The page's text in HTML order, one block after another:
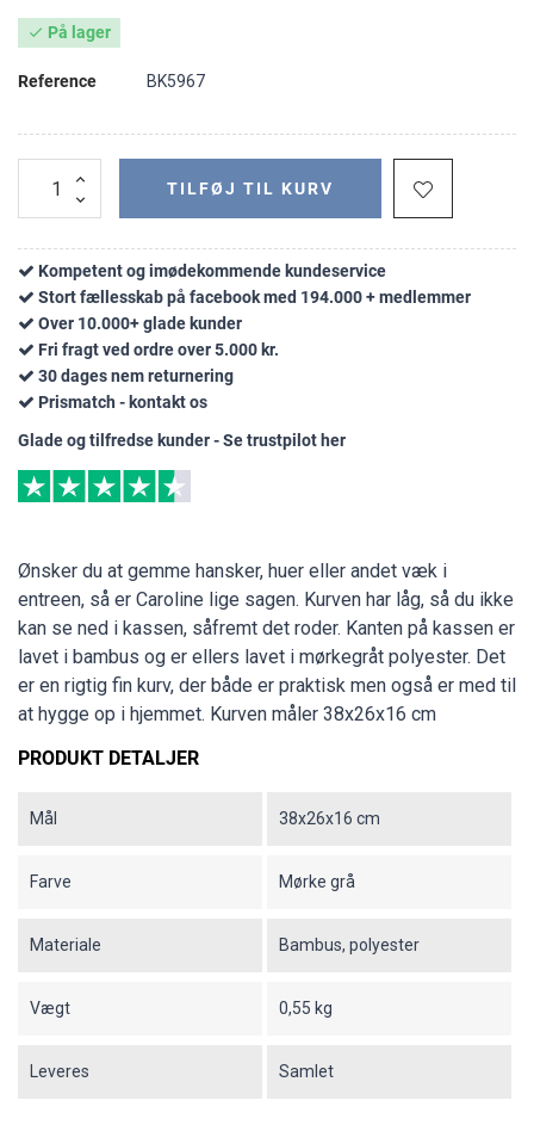
 På lager
Reference BK5967
TILFØJ TIL KURV
Kompetent og imødekommende kundeservice
Stort fællesskab på facebook med 194.000 + medlemmer
Over 10.000+ glade kunder
Fri fragt ved ordre over 5.000 kr.
30 dages nem returnering
Prismatch - kontakt os
Glade og tilfredse kunder - Se trustpilot her
Ønsker du at gemme hansker, huer eller andet væk i
entreen, så er Caroline lige sagen. Kurven har låg, så du ikke
kan se ned i kassen, såfremt det roder. Kanten på kassen er
lavet i bambus og er ellers lavet i mørkegråt polyester. Det
er en rigtig fin kurv, der både er praktisk men også er med til
at hygge op i hjemmet. Kurven måler 38x26x16 cm
PRODUKT DETALJER
Mål 38x26x16 cm
Farve Mørke grå
Materiale Bambus, polyester
Vægt 0,55 kg
Leveres Samlet